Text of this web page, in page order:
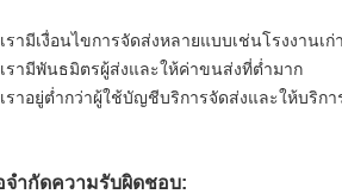
รามีเงื่อนไขการจัดส่งหลายแบบเช่นโรงงานเก่
รามีพันธมิตรผู้ส่งและให้ค่าขนส่งที่ต่ำมาก
ราอยู่ต่ำกว่าผู้ใช้บัญชีบริการจัดส่งและให้บริกา
จำกัดความรับผิดชอบ: